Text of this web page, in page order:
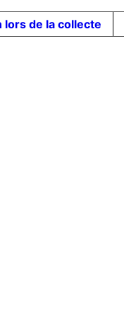
lors de la collecte